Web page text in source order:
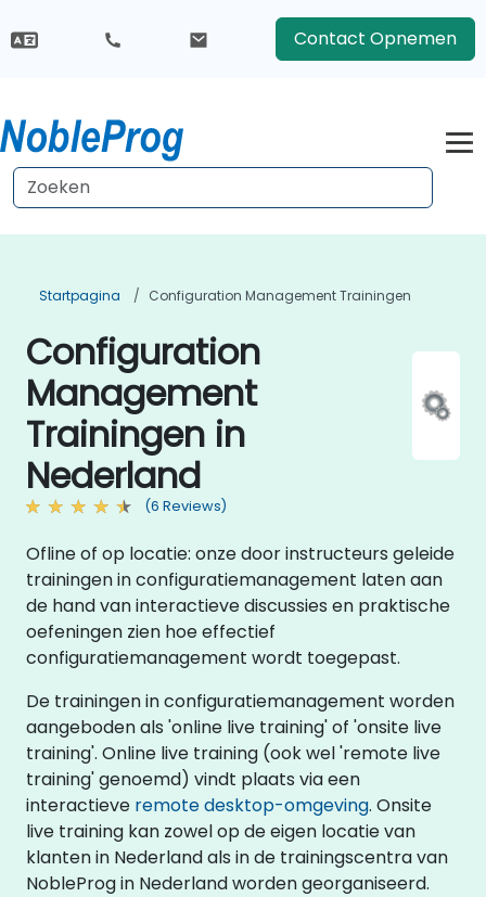
Contact Opnemen
Startpagina Configuration Management Trainingen
Configuration
Management
Trainingen in
Nederland
(6 Reviews)
Ofline of op locatie: onze door instructeurs geleide
trainingen in configuratiemanagement laten aan
de hand van interactieve discussies en praktische
oefeningen zien hoe effectief
configuratiemanagement wordt toegepast.
De trainingen in configuratiemanagement worden
aangeboden als 'online live training' of 'onsite live
training'. Online live training (ook wel 'remote live
training' genoemd) vindt plaats via een
interactieve remote desktop-omgeving. Onsite
live training kan zowel op de eigen locatie van
klanten in Nederland als in de trainingscentra van
NobleProg in Nederland worden georganiseerd.